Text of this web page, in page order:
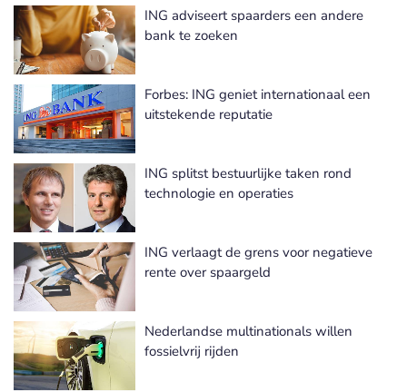
ING adviseert spaarders een andere
bank te zoeken
Forbes: ING geniet internationaal een
uitstekende reputatie
ING splitst bestuurlijke taken rond
technologie en operaties
ING verlaagt de grens voor negatieve
rente over spaargeld
Nederlandse multinationals willen
fossielvrij rijden